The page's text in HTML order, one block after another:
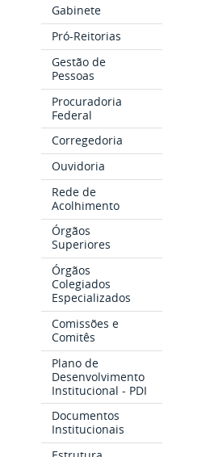
Gabinete
Pró-Reitorias
Gestão de
Pessoas
Procuradoria
Federal
Corregedoria
Ouvidoria
Rede de
Acolhimento
Órgãos
Superiores
Órgãos
Colegiados
Especializados
Comissões e
Comitês
Plano de
Desenvolvimento
Institucional - PDI
Documentos
Institucionais